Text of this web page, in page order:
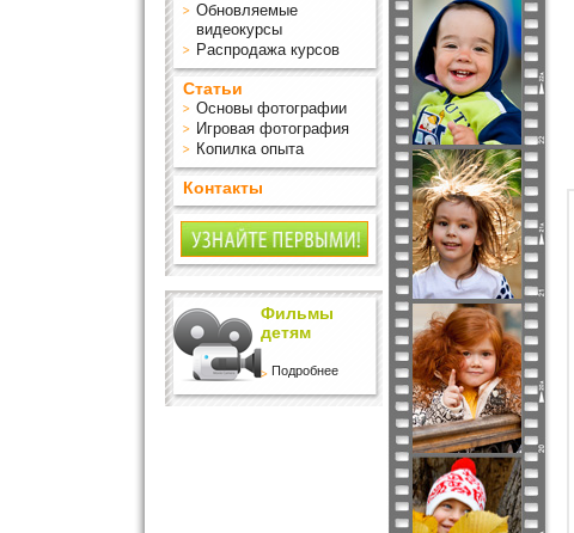
Обновляемые
видеокурсы
Распродажа курсов
Статьи
Основы фотографии
Игровая фотография
Копилка опыта
Контакты
Фильмы
детям
Подробнее